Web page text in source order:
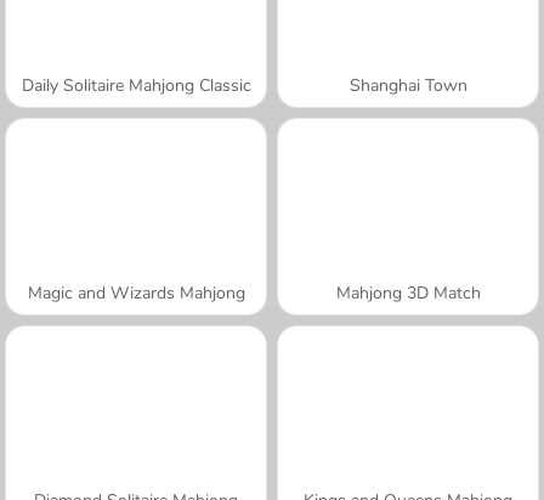
Daily Solitaire Mahjong Classic Shanghai Town
Magic and Wizards Mahjong Mahjong 3D Match